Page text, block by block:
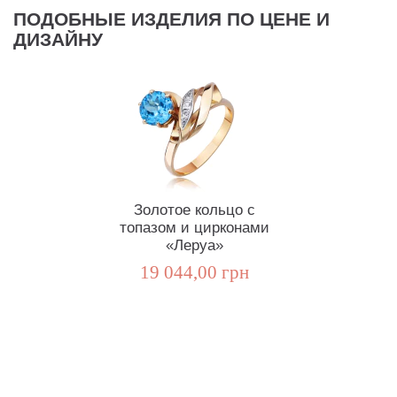
ПОДОБНЫЕ ИЗДЕЛИЯ ПО ЦЕНЕ И
ДИЗАЙНУ
Золотое кольцо с
топазом и цирконами
«Леруа»
19 044,00 грн